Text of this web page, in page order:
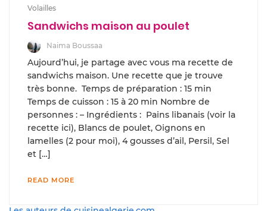
Volailles
Sandwichs maison au poulet
Naima Boussaa
Aujourd’hui, je partage avec vous ma recette de
sandwichs maison. Une recette que je trouve
très bonne. Temps de préparation : 15 min
Temps de cuisson : 15 à 20 min Nombre de
personnes : – Ingrédients : Pains libanais (voir la
recette ici), Blancs de poulet, Oignons en
lamelles (2 pour moi), 4 gousses d’ail, Persil, Sel
et […]
READ MORE